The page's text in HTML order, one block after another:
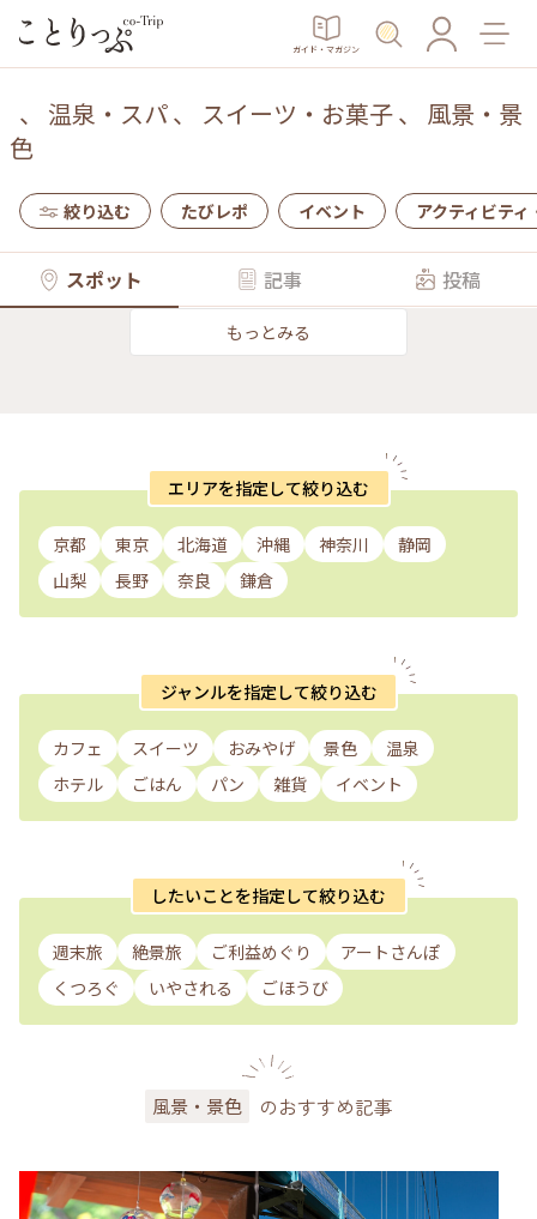
ガイド・マガジン
、 温泉・スパ、 スイーツ・お菓子、 風景・景
色
絞り込む たびレポ イベント アクティビティ
スポット 記事 投稿
もっとみる
エリアを指定して絞り込む
京都 東京 北海道 沖縄 神奈川
静岡
山梨
長野 奈良 鎌倉
ジャンルを指定して絞り込む
カフェ スイーツ おみやげ 景色
温泉
ホテル
ごはん パン 雑貨 イベント
したいことを指定して絞り込む
週末旅 絶景旅 ご利益めぐり
アートさんぽ
くつろぐ
いやされる ごほうび
風景・景色 のおすすめ記事